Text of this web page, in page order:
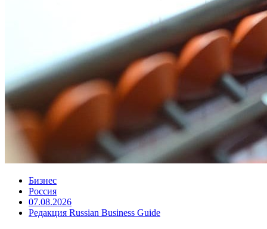
Бизнес
Россия
07.08.2026
Редакция Russian Business Guide